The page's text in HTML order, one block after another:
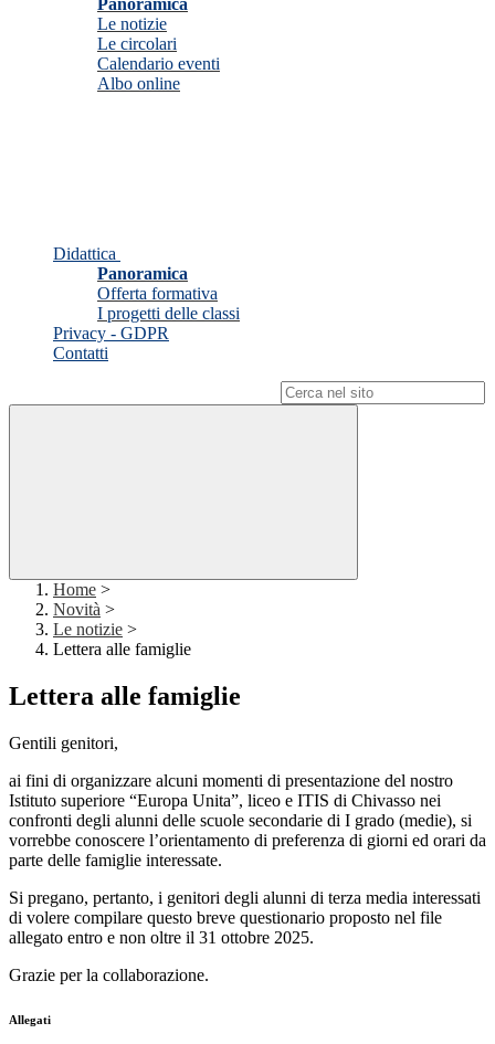
Panoramica
Le notizie
Le circolari
Calendario eventi
Albo online
Didattica
Panoramica
Offerta formativa
I progetti delle classi
Privacy - GDPR
Contatti
Home >
Novità >
Le notizie >
Lettera alle famiglie
Lettera alle famiglie
Gentili genitori,
ai fini di organizzare alcuni momenti di presentazione del nostro
Istituto superiore “Europa Unita”, liceo e ITIS di Chivasso nei
confronti degli alunni delle scuole secondarie di I grado (medie), si
vorrebbe conoscere l’orientamento di preferenza di giorni ed orari da
parte delle famiglie interessate.
Si pregano, pertanto, i genitori degli alunni di terza media interessati
di volere compilare questo breve questionario proposto nel file
allegato entro e non oltre il 31 ottobre 2025.
Grazie per la collaborazione.
Allegati